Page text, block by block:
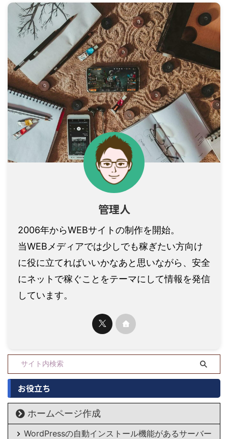
管理人
2006年からWEBサイトの制作を開始。
当WEBメディアでは少しでも稼ぎたい方向け
に役に立てればいいかなあと思いながら、安全
にネットで稼ぐことをテーマにして情報を発信
しています。
お役立ち
ホームページ作成
WordPressの自動インストール機能があるサーバー